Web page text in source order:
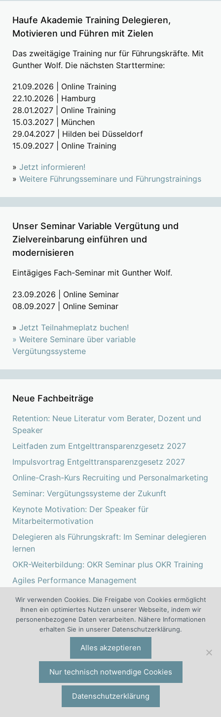
Haufe Akademie Training Delegieren,
Motivieren und Führen mit Zielen
Das zweitägige Training nur für Führungskräfte. Mit
Gunther Wolf. Die nächsten Starttermine:
21.09.2026 | Online Training
22.10.2026 | Hamburg
28.01.2027 | Online Training
15.03.2027 | München
29.04.2027 | Hilden bei Düsseldorf
15.09.2027 | Online Training
» Jetzt informieren!
» Weitere Führungsseminare und Führungstrainings
Unser Seminar Variable Vergütung und
Zielvereinbarung einführen und
modernisieren
Eintägiges Fach-Seminar mit Gunther Wolf.
23.09.2026 | Online Seminar
08.09.2027 | Online Seminar
» Jetzt Teilnahmeplatz buchen!
» Weitere Seminare über variable
Vergütungssysteme
Neue Fachbeiträge
Retention: Neue Literatur vom Berater, Dozent und
Speaker
Leitfaden zum Entgelttransparenzgesetz 2027
Impulsvortrag Entgelttransparenzgesetz 2027
Online-Crash-Kurs Recruiting und Personalmarketing
Seminar: Vergütungssysteme der Zukunft
Keynote Motivation: Der Speaker für
Mitarbeitermotivation
Delegieren als Führungskraft: Im Seminar delegieren
lernen
OKR-Weiterbildung: OKR Seminar plus OKR Training
Agiles Performance Management
Seminar über Performance und Performance
Management
WOLF® Managementberatung.
Strategieberatung. Zielberatung.
Performanceberatung.
Wir verwenden Cookies. Die Freigabe von Cookies ermöglicht
Ihnen ein optimiertes Nutzen unserer Webseite, indem wir
personenbezogene Daten verarbeiten. Nähere Informationen
erhalten Sie in unserer Datenschutzerklärung.
Alles akzeptieren
Nur technisch notwendige Cookies
Datenschutzerklärung